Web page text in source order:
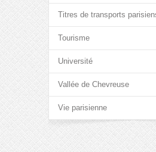
Titres de transports
Tourisme
Université
Vallée de Chevreuse
Vie parisienne